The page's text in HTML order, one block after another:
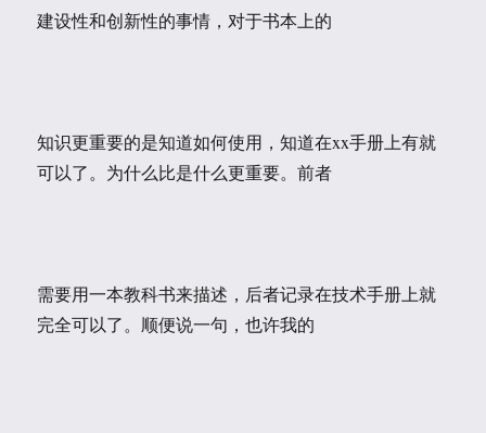
建设性和创新性的事情，对于书本上的
知识更重要的是知道如何使用，知道在xx手册上有就
可以了。为什么比是什么更重要。前者
需要用一本教科书来描述，后者记录在技术手册上就
完全可以了。顺便说一句，也许我的